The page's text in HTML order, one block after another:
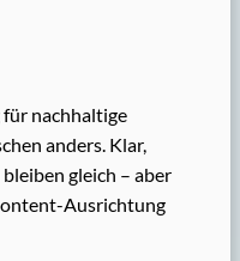
nachhaltige
anders. Klar,
gleich – aber
Ausrichtung